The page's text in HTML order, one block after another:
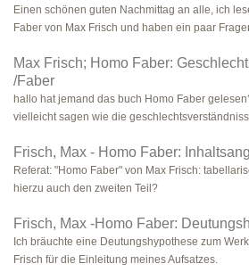
Einen schönen guten Nachmittag an alle, ich
Faber von Max Frisch und haben ein paar
Max Frisch; Homo Faber:
/Faber
hallo hat jemand das buch Homo Faber
vielleicht sagen wie die
Frisch, Max - Homo Faber:
Referat: "Homo Faber" von Max Frisch:
hierzu auch den zweiten Teil?
Frisch, Max -Homo Faber:
Ich bräuchte eine Deutungshypothese zum
Frisch für die Einleitung meines Aufsatzes.